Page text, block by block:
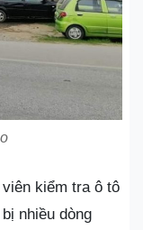
kiểm tra ô tô
nhiều dòng